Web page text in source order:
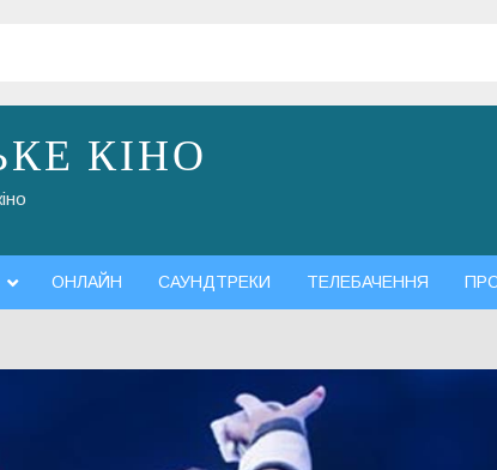
КІНО
ОНЛАЙН САУНДТРЕКИ ТЕЛЕБАЧЕННЯ